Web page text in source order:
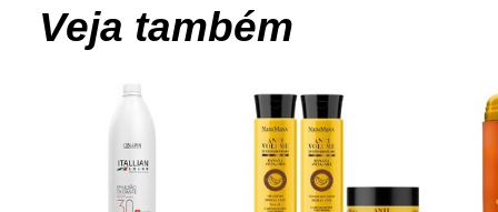
Veja também